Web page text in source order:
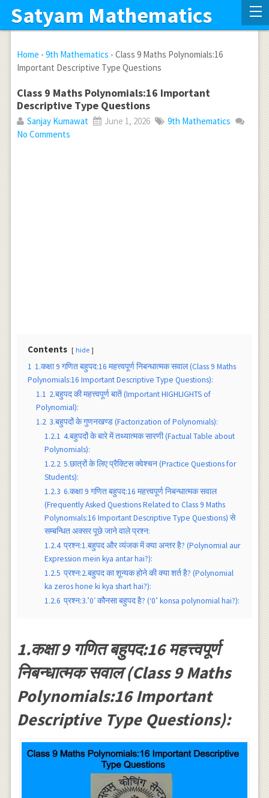
Satyam Mathematics
Home - 9th Mathematics - Class 9 Maths Polynomials:16
Important Descriptive Type Questions
Class 9 Maths Polynomials:16 Important
Descriptive Type Questions
Sanjay Kumawat June 1, 2026
9th Mathematics
No Comments
Contents hide
1 1.कक्षा 9 गणित बहुपद:16 महत्त्वपूर्ण निबन्धात्मक सवाल (Class 9 Maths
Polynomials:16 Important Descriptive Type Questions):
1.1 2.बहुपद की महत्त्वपूर्ण बातें (Important HIGHLIGHTS of
Polynomial):
1.2 3.बहुपदों के गुणनखण्ड (Factorization of Polynomials):
1.2.1 4.बहुपदों के बारे में तथ्यात्मक सारणी (Factual Table about
Polynomials):
1.2.2 5.छात्रों के लिए प्रैक्टिस क्वेश्चन (Practice Questions for
Students):
1.2.3 6.कक्षा 9 गणित बहुपद:16 महत्त्वपूर्ण निबन्धात्मक सवाल
(Frequently Asked Questions Related to Class 9 Maths
Polynomials:16 Important Descriptive Type Questions) से
सम्बन्धित अक्सर पूछे जाने वाले प्रश्न:
1.2.4 प्रश्न:1.बहुपद और व्यंजक में क्या अन्तर है? (Polynomial aur
Expression mein kya antar hai?):
1.2.5 प्रश्न:2.बहुपद का शून्यक होने की क्या शर्त है? (Polynomial
ka zeros hone ki kya shart hai?):
1.2.6 प्रश्न:3.’0′ कौनसा बहुपद है? (‘0’ konsa polynomial hai?):
1.कक्षा 9 गणित बहुपद:16 महत्त्वपूर्ण
निबन्धात्मक सवाल (Class 9 Maths
Polynomials:16 Important
Descriptive Type Questions):